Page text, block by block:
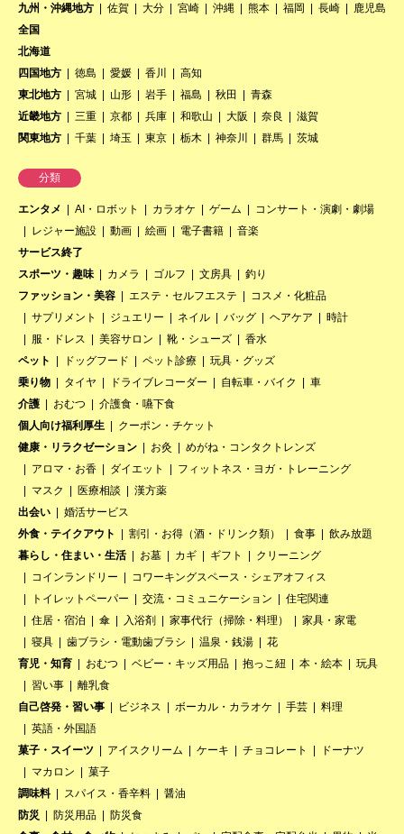
九州・沖縄地方
佐賀 大分 宮崎 沖縄 熊本 福岡 長崎
鹿児島
全国
北海道
四国地方
徳島 愛媛 香川
高知
東北地方
宮城 山形 岩手 福島 秋田
青森
近畿地方
三重 京都 兵庫 和歌山 大阪 奈良
滋賀
関東地方
千葉 埼玉 東京 栃木 神奈川 群馬 茨城
分類
エンタメ AI・ロボット カラオケ ゲーム
コンサート・演劇・劇場
レジャー施設
動画 絵画 電子書籍
音楽
サービス終了
スポーツ・趣味
カメラ ゴルフ 文房具
釣り
ファッション・美容
エステ・セルフエステ
コスメ・化粧品
サプリメント
ジュエリー ネイル バッグ ヘアケア
時計
服・ドレス
美容サロン 靴・シューズ
香水
ペット
ドッグフード ペット診療
玩具・グッズ
乗り物
タイヤ ドライブレコーダー 自転車・バイク
車
介護
おむつ
介護食・嚥下食
個人向け福利厚生
クーポン・チケット
健康・リラクゼーション
お灸
めがね・コンタクトレンズ
アロマ・お香
ダイエット
フィットネス・ヨガ・トレーニング
マスク
医療相談
漢方薬
出会い
婚活サービス
外食・テイクアウト
割引・お得（酒・ドリンク類） 食事
飲み放題
暮らし・住まい・生活
お墓 カギ ギフト
クリーニング
コインランドリー
コワーキングスペース・シェアオフィス
トイレットペーパー
交流・コミュニケーション
住宅関連
住居・宿泊
傘 入浴剤 家事代行（掃除・料理）
家具・家電
寝具
歯ブラシ・電動歯ブラシ 温泉・銭湯
花
育児・知育
おむつ ベビー・キッズ用品 抱っこ紐 本・絵本
玩具
習い事
離乳食
自己啓発・習い事
ビジネス ボーカル・カラオケ 手芸
料理
英語・外国語
菓子・スイーツ
アイスクリーム ケーキ チョコレート
ドーナツ
マカロン
菓子
調味料
スパイス・香辛料
醤油
防災
防災用品
防災食